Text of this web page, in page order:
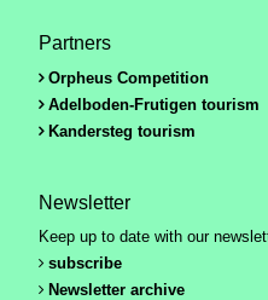
Partners
Orpheus Competition
Adelboden-Frutigen tourism
Kandersteg tourism
Newsletter
Keep up to date with our
subscribe
Newsletter archive